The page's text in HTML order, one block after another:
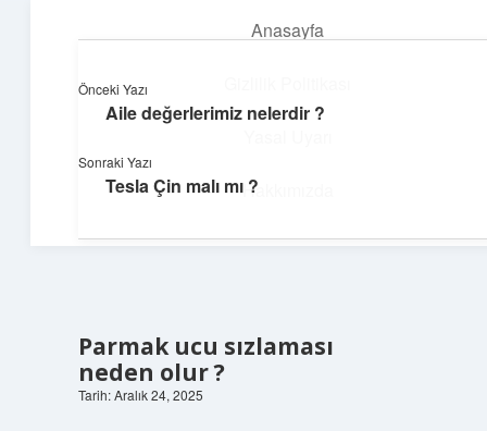
Anasayfa
Hakkımızda
Yumuşak Teknoloji Rehberi
Dijital dünyada huzurlu bir yolculuk!
Parmak ucu sızlaması
neden olur ?
Tarih: Aralık 24, 2025
Önceki Yazı
Aile değerlerimiz nelerdir ?
Sonraki Yazı
Tesla Çin malı mı ?